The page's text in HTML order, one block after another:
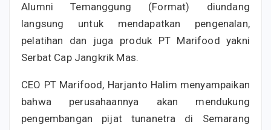
Alumni Temanggung (Format) diundang
langsung untuk mendapatkan pengenalan,
pelatihan dan juga produk PT Marifood yakni
Serbat Cap Jangkrik Mas.
CEO PT Marifood, Harjanto Halim menyampaikan
bahwa perusahaannya akan mendukung
pengembangan pijat tunanetra di Semarang